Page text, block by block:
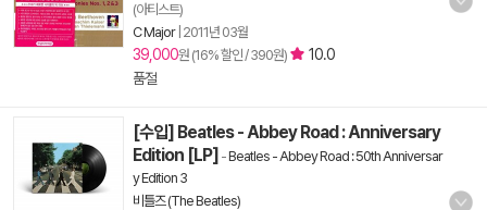
(아티스트)
C Major| 2011년 03월
39,000원 (16% 할인 / 390원)
10.0
품절
[수입] Beatles - Abbey Road : Anniversary
Edition [LP] -Beatles - Abbey Road : 50th Anniversar
y Edition 3
비틀즈 (The Beatles)